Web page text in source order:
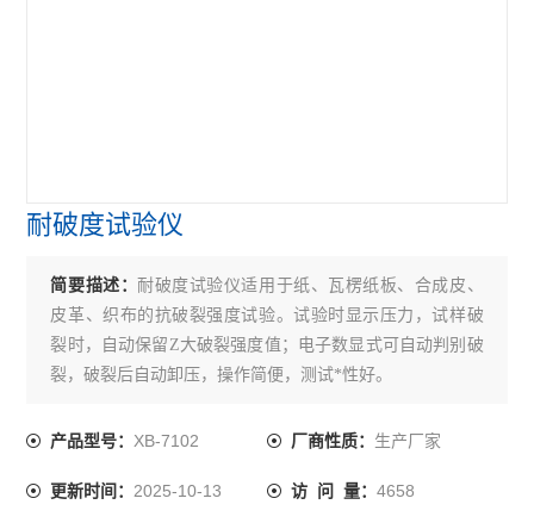
耐破度试验仪
简要描述： 耐破度试验仪适用于纸、瓦楞纸板、合成皮、
皮革、织布的抗破裂强度试验。试验时显示压力，试样破
裂时，自动保留Z大破裂强度值；电子数显式可自动判别破
裂，破裂后自动卸压，操作简便，测试*性好。
产品型号：XB-7102 厂商性质： 生产厂家
更新时间：2025-10-13 访 问 量： 4658